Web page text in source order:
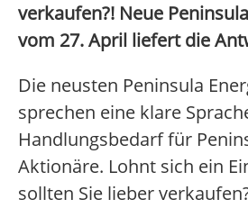
verkaufen?! Neue
vom 27. April liefert die
Die neusten Peninsula
sprechen eine klare
Handlungsbedarf für
Aktionäre. Lohnt sich ein
sollten Sie lieber